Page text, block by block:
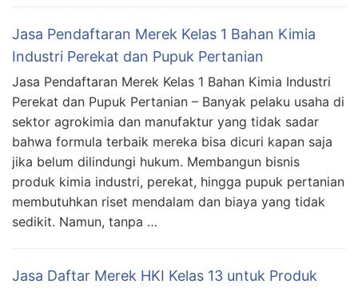
Jasa Pendaftaran Merek Kelas 1 Bahan Kimia
Industri Perekat dan Pupuk Pertanian
Jasa Pendaftaran Merek Kelas 1 Bahan Kimia Industri
Perekat dan Pupuk Pertanian – Banyak pelaku usaha di
sektor agrokimia dan manufaktur yang tidak sadar
bahwa formula terbaik mereka bisa dicuri kapan saja
jika belum dilindungi hukum. Membangun bisnis
produk kimia industri, perekat, hingga pupuk pertanian
membutuhkan riset mendalam dan biaya yang tidak
sedikit. Namun, tanpa …
Jasa Daftar Merek HKI Kelas 13 untuk Produk